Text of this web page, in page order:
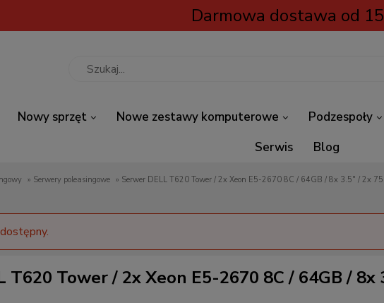
Darmowa dostawa od
Nowy sprzęt Nowe zestawy komputerowe Podzespoły
Serwis
Blog
» Serwery poleasingowe » Serwer DELL T620 Tower / 2x Xeon E5-2670 8C / 64GB / 8x 3.5" / 2x
T620 Tower / 2x Xeon E5-2670 8C / 64GB / 8x